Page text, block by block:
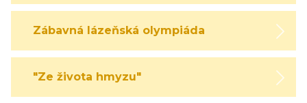
Zábavná lázeňská olympiáda
"Ze života hmyzu"